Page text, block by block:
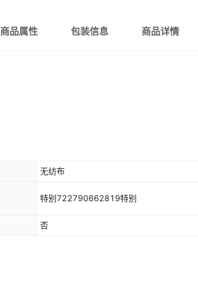
商品属性 包装信息 商品详情
无纺布
特别722790662819特别
否